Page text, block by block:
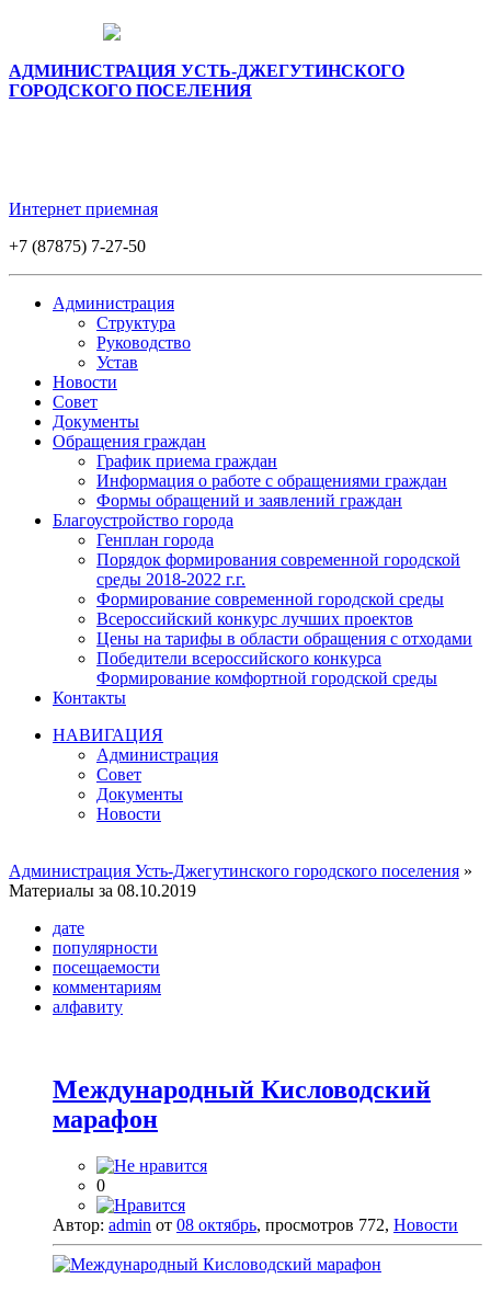
АДМИНИСТРАЦИЯ УСТЬ-ДЖЕГУТИНСКОГО
ГОРОДСКОГО ПОСЕЛЕНИЯ
Интернет приемная
+7 (87875) 7-27-50
Администрация
Структура
Руководство
Устав
Новости
Совет
Документы
Обращения граждан
График приема граждан
Информация о работе с обращениями граждан
Формы обращений и заявлений граждан
Благоустройство города
Генплан города
Порядок формирования современной городской
среды 2018-2022 г.г.
Формирование современной городской среды
Всероссийский конкурс лучших проектов
Цены на тарифы в области обращения с отходами
Победители всероссийского конкурса
Формирование комфортной городской среды
Контакты
НАВИГАЦИЯ
Администрация
Совет
Документы
Новости
Администрация Усть-Джегутинского городского поселения »
Материалы за 08.10.2019
дате
популярности
посещаемости
комментариям
алфавиту
Международный Кисловодский
марафон
0
Автор: admin от 08 октябрь, просмотров 772, Новости